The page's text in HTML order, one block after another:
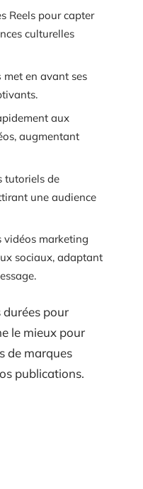
Reels pour capter
culturelles
met en avant ses
aux
augmentant
tutoriels de
une audience
vidéos marketing
sociaux, adaptant
pour
le mieux pour
de marques
publications.